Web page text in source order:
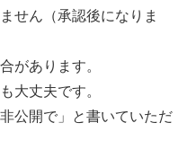
せん（承認後になりま
があります。
大丈夫です。
公開で」と書いていただ